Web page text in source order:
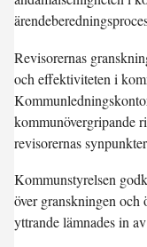
Revisorernas
och effektiviteten i
kommunövergripande
revisorernas
Kommunstyrelsen
över granskningen och
yttrande lämnades in